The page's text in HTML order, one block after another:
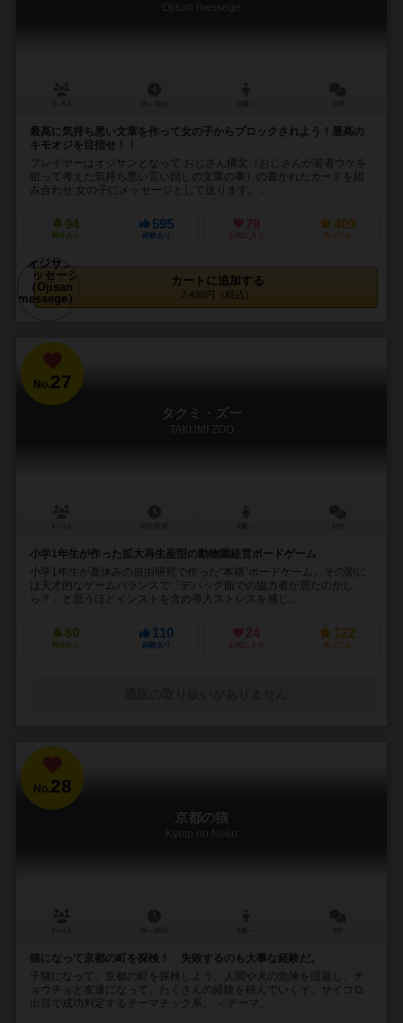
Ojisan messege
最高に気持ち悪い文章を作って女の子からブロックされよう！最高の
キモオジを目指せ！！
プレイヤーはオジサンとなって おじさん構文（おじさんが若者ウケを
狙って考えた気持ち悪い言い回しの文章の事）の書かれたカードを組
み合わせ 女の子にメッセージとして送ります。...
94
興味あり
595
経験あり
79
お気に入り
409
持ってる
カートに追加する
2,499円（税込）
No.27
タクミ・ズー
TAKUMI ZOO
小学1年生が作った拡大再生産型の動物園経営ボードゲーム
小学1年生が夏休みの自由研究で作った“本格”ボードゲーム。その割に
は天才的なゲームバランスで「デバッグ面での協力者が居たのかし
ら？」と思うほどインストを含め導入ストレスを感じ...
60
興味あり
110
経験あり
24
お気に入り
122
持ってる
No.28
京都の猫
Kyoto no Neko
猫になって京都の町を探検！ 失敗するのも大事な経験だ。
子猫になって、京都の町を探検しよう。人間や犬の危険を回避し、チ
ョウチョと友達になって、たくさんの経験を積んでいくぞ。サイコロ
出目で成功判定するテーマチック系。 ＜テーマ...